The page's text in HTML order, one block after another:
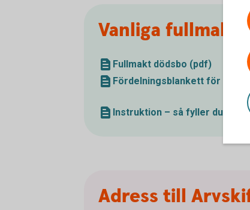
Vanliga
Fullmakt dödsbo (pdf)
Fördelningsblankett för
Instruktion – så fyller du i
Adress till